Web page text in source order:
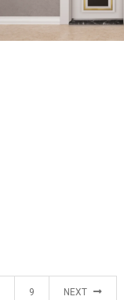
TRENDY 2023
ÇELIK KAPI
9 NEXT